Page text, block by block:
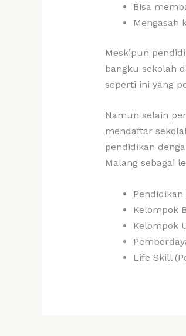
Bisa
Mengasah
Meskipun
bangku sekolah
seperti ini yang
Namun selain
mendaftar
pendidikan
Malang sebagai
Pendidikan
Kelompok
Kelompok
Life Skill